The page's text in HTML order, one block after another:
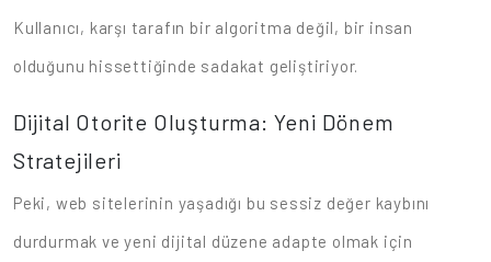
Kullanıcı, karşı tarafın bir algoritma değil, bir insan
olduğunu hissettiğinde sadakat geliştiriyor.
Dijital Otorite Oluşturma: Yeni Dönem
Stratejileri
Peki, web sitelerinin yaşadığı bu sessiz değer kaybını
durdurmak ve yeni dijital düzene adapte olmak için